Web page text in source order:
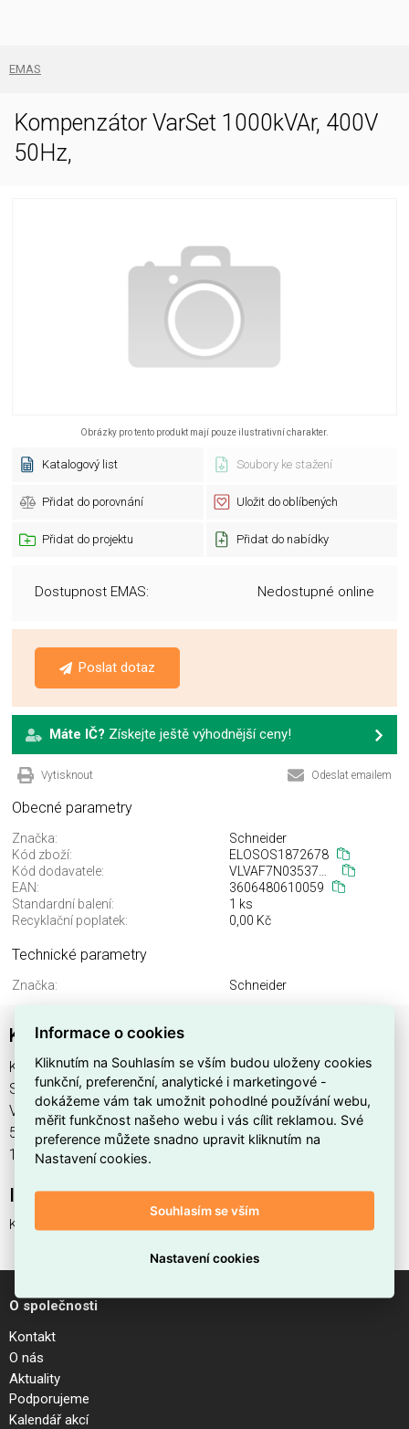
EMAS
Kompenzátor VarSet 1000kVAr, 400V
50Hz,
Obrázky pro tento produkt mají pouze ilustrativní charakter.
Katalogový list Soubory ke stažení
Přidat do porovnání Uložit do oblíbených
Přidat do projektu Přidat do nabídky
Dostupnost EMAS: Nedostupné online
Poslat dotaz
Máte IČ? Získejte ještě výhodnější ceny!
Vytisknout Odeslat emailem
Obecné parametry
Značka:
Schneider
Kód zboží:
ELOSOS1872678
Kód dodavatele:
EAN:
3606480610059
Standardní balení:
1 ks
Recyklační poplatek:
0,00 Kč
Technické parametry
Značka: Schneider
Kompenzátor VarSet 1000kVAr, 400V 50Hz,
Kompenzátor VarSet 1000kVAr, 400V 50Hz, , výrobce
Schneider, EAN 3606480610059, kód dodavatele
VLVAF7N03537AB. Kompenzátor VarSet 1000kVAr, 400V
50Hz, nabízíme od 1 ks. Kód EMAS Kompenzátor VarSet
1000kVAr, 400V 50Hz, je ELOSOS1872678.
Interní název produktu
Kompenzátor VarSet 1000kVAr, 400V 50Hz,
O společnosti
Kontakt
O nás
Aktuality
Podporujeme
Kalendář akcí
Informace o cookies
Kliknutím na Souhlasím se vším budou uloženy cookies
funkční, preferenční, analytické i marketingové -
dokážeme vám tak umožnit pohodlné používání webu,
měřit funkčnost našeho webu i vás cílit reklamou. Své
preference můžete snadno upravit kliknutím na
Nastavení cookies.
Souhlasím se vším
Nastavení cookies